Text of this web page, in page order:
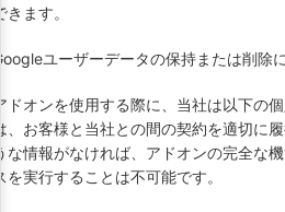
きます。
ユーザーデータの保持または削除
ドオンを使用する際に、当社は以下の
、お客様と当社との間の契約を適切に
な情報がなければ、アドオンの完全な
を実行することは不可能です。